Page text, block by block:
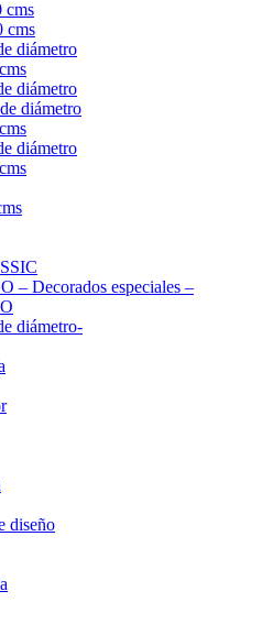
cms
cms
diámetro
diámetro
diámetro
diámetro
– Decorados especiales –
diámetro-
diseño